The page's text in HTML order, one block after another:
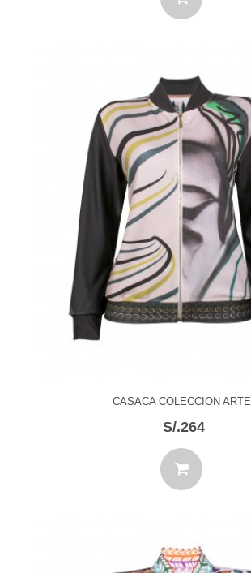
CASACA COLECCION ARTE
S/.264